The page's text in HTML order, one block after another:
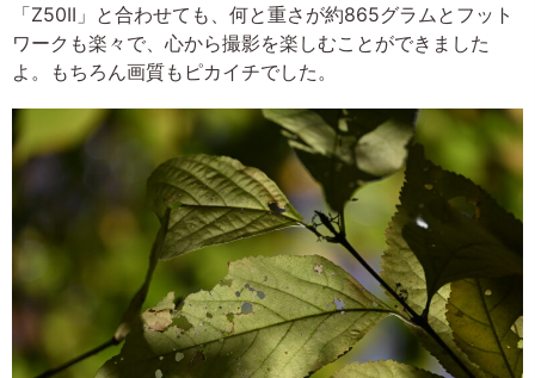
「Z50II」と合わせても、何と重さが約865グラムとフット
ワークも楽々で、心から撮影を楽しむことができました
よ。もちろん画質もピカイチでした。